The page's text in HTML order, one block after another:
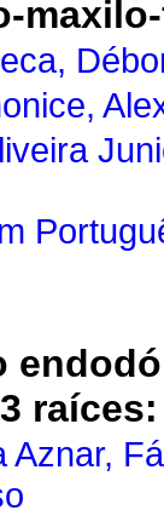
raíces
Aznar,